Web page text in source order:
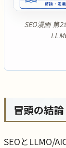
SEO漫画 第
冒頭の結論
SEOとLLMO/